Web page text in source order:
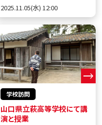
2025.11.05(水) 12:00
学校訪問
山口県立萩高等学校にて講
演と授業